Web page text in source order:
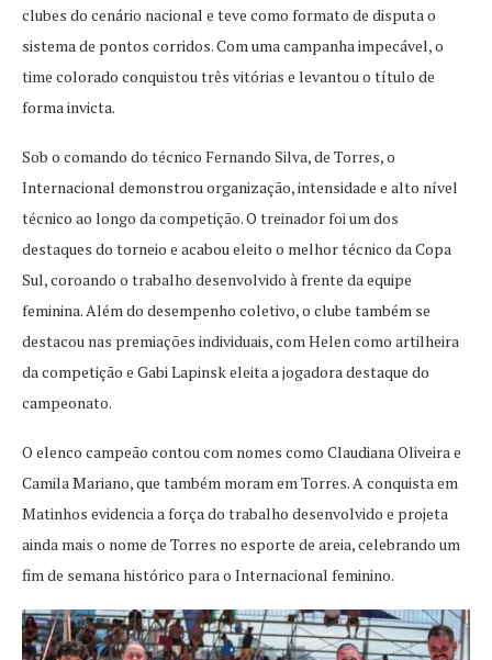
clubes do cenário nacional e teve como formato de disputa o
sistema de pontos corridos. Com uma campanha impecável, o
time colorado conquistou três vitórias e levantou o título de
forma invicta.
Sob o comando do técnico Fernando Silva, de Torres, o
Internacional demonstrou organização, intensidade e alto nível
técnico ao longo da competição. O treinador foi um dos
destaques do torneio e acabou eleito o melhor técnico da Copa
Sul, coroando o trabalho desenvolvido à frente da equipe
feminina. Além do desempenho coletivo, o clube também se
destacou nas premiações individuais, com Helen como artilheira
da competição e Gabi Lapinsk eleita a jogadora destaque do
campeonato.
O elenco campeão contou com nomes como Claudiana Oliveira e
Camila Mariano, que também moram em Torres. A conquista em
Matinhos evidencia a força do trabalho desenvolvido e projeta
ainda mais o nome de Torres no esporte de areia, celebrando um
fim de semana histórico para o Internacional feminino.